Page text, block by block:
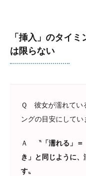
「挿入」のタイ
は限らない
Ｑ 彼女が濡れてい
ングの目安にしてい
Ａ 〝「濡れる」＝
き」と同じように
す〟